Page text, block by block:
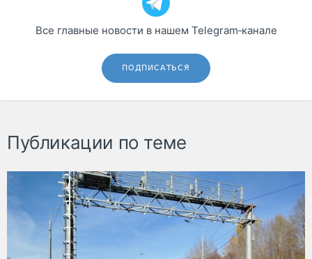
Все главные новости в нашем Telegram‑канале
ПОДПИСАТЬСЯ
Публикации по теме